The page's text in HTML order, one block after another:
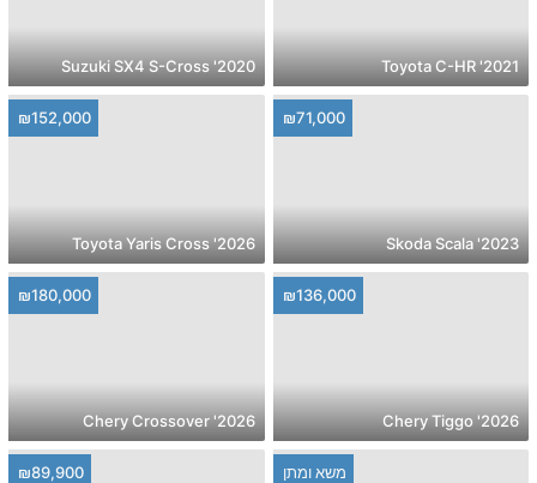
2021' Toyota C-HR
2020' Suzuki SX4 S-Cross
₪71,000
2023' Skoda Scala
₪152,000
2026' Toyota Yaris Cross
₪136,000
2026' Chery Tiggo
₪180,000
2026' Chery Crossover
משא ומתן ₪89,900